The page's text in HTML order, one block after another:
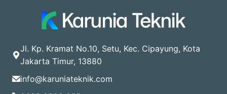
Jl. Kp. Kramat No.10, Setu, Kec. Cipayung, Kota
Jakarta Timur, 13880
info@karuniateknik.com